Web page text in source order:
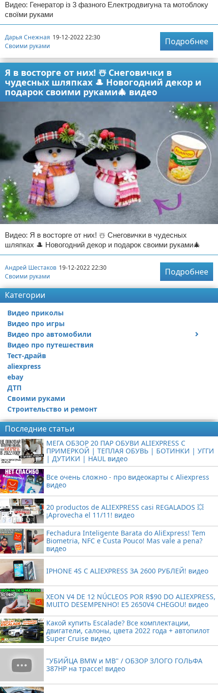
Видео: Генератор із 3 фазного Електродвигуна та мотоблоку
своїми руками
Дарья Снежная 19-12-2022 22:30
Своими руками
Подробнее
Я в восторге от них! ☃️ Снеговички в
чудесных шляпках 🎩 Новогодний декор и
подарок своими руками🎄 видео
Видео: Я в восторге от них! ☃️ Снеговички в чудесных
шляпках 🎩 Новогодний декор и подарок своими руками🎄
Андрей Шестаков 19-12-2022 22:30
Своими руками
Подробнее
Категории
Видео приколы
Видео про игры
Видео про автомобили
Ремонт автомобиля
Видео про путешествия
Тест-драйв
aliexpress
ebay
ДТП
Своими руками
Строительство и ремонт
Последние статьи
МЕГА ОБЗОР 20 ПАР ОБУВИ ALIEXPRESS С
ПРИМЕРКОЙ | ТЕПЛАЯ ОБУВЬ | БОТИНКИ | УГГИ
| ДУТИКИ | HAUL видео
Все очень сложно - про видеокарты с Aliexpress
видео
20 productos de ALIEXPRESS casi REGALADOS 💥
¡Aprovecha el 11/11! видео
Fechadura Inteligente Barata do AliExpress! Tem
Biometria, NFC e Custa Pouco! Mas vale a pena?
видео
IPHONE 4S С ALIEXPRESS ЗА 2600 РУБЛЕЙ! видео
XEON V4 DE 12 NÚCLEOS POR R$90 DO ALIEXPRESS,
MUITO DESEMPENHO! E5 2650V4 CHEGOU! видео
Какой купить Escalade? Все комплектации,
двигатели, салоны, цвета 2022 года + автопилот
Super Cruise видео
"УБИЙЦА BMW и MB" / ОБЗОР ЗЛОГО ГОЛЬФА
387HP на трассе! видео